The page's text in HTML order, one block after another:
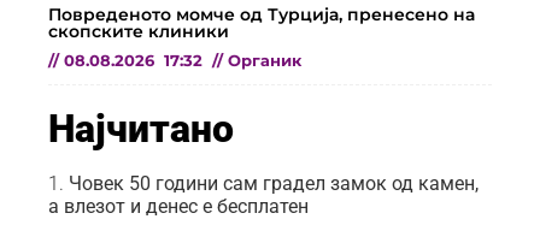
Повреденото момче од Турција, пренесено на
скопските клиники
// 08.08.2026 17:32 // Органик
Најчитано
Човек 50 години сам градел замок од камен,
а влезот и денес е бесплатен